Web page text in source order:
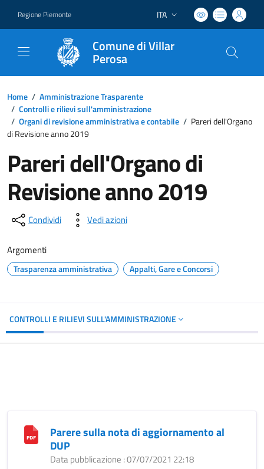
Regione Piemonte Lingua attiva:
ITA
Comune di Villar
Perosa
Home / Amministrazione Trasparente
/ Controlli e rilievi sull'amministrazione
/ Organi di revisione amministrativa e contabile / Pareri dell'Organo
di Revisione anno 2019
Pareri dell'Organo di
Revisione anno 2019
Condividi Vedi azioni
Argomenti
Trasparenza amministrativa Appalti, Gare e Concorsi
CONTROLLI E RILIEVI SULL'AMMINISTRAZIONE
Parere sulla nota di aggiornamento al
DUP
Data pubblicazione : 07/07/2021 22:18